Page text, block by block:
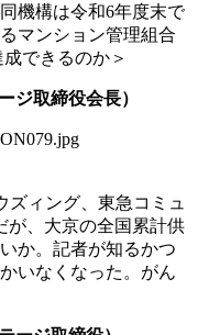
機構は令和6年度末で
マンション管理組合
できるのか＞
ジ取締役会長）
ズィング、東急コミュ
が、大京の全国累計供
か。記者が知るかつ
いなくなった。がん